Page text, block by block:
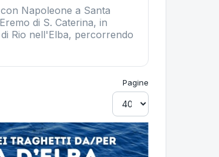
Napoleone a Santa
di S. Caterina, in
Rio nell'Elba, percorrendo
Pagine